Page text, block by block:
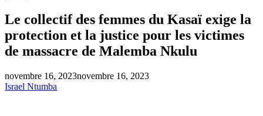
Le collectif des femmes du Kasaï exige la
protection et la justice pour les victimes
de massacre de Malemba Nkulu
novembre 16, 2023novembre 16, 2023
Israel Ntumba